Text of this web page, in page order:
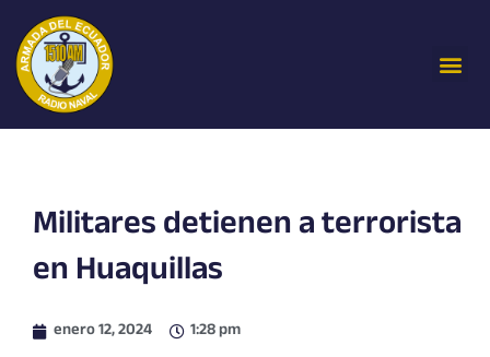
contenido
Militares detienen a terrorista
en Huaquillas
enero 12, 2024 1:28 pm